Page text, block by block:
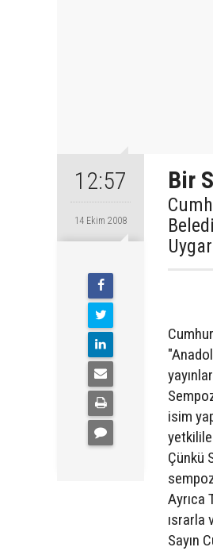
12:57
14 Ekim 2008
Bir
isim
Çünkü
Ayrıca
ısrarla
Sayın